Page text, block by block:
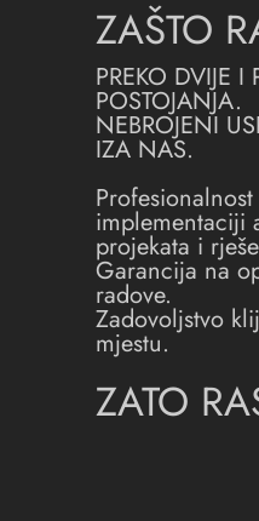
ZAŠTO
PREKO DVIJE I
POSTOJANJA.
NEBROJENI
IZA NAS.
implementaciji
projekata i
Garancija na
radove.
Zadovoljstvo
mjestu.
ZATO